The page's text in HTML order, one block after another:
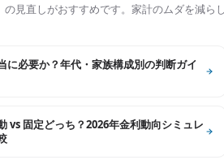
見直しがおすすめです。家計のムダを減ら
に必要か？年代・家族構成別の判断ガイ
vs 固定どっち？2026年金利動向シミュレ